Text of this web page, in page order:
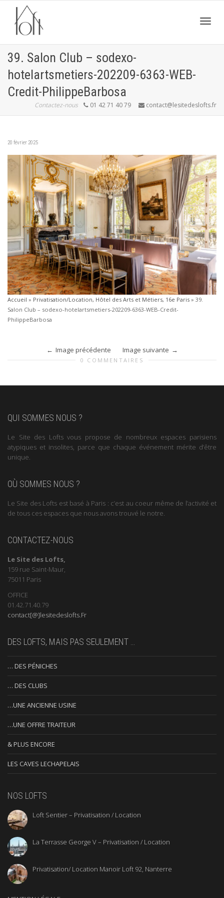
39. Salon Club – sodexo-
hotelartsmetiers-202209-6363-WEB-
Credit-PhilippeBarbosa
Contactez-nous 01 42 71 40 79 contact@lesitedeslofts.fr
20 février 2025
Accueil » Privatisation/Location, Hôtel des Arts et Métiers, 16e Paris » 39.
Salon Club – sodexo-hotelartsmetiers-202209-6363-WEB-Credit-
PhilippeBarbosa
Image précédente Image suivante
0 COMMENTAIRES
QUI SOMMES NOUS ?
Le Site des Lofts vous propose de nombreux espaces parisiens
atypiques et insolites, parce que chaque événement mérite d’être
unique.
OÙ SOMMES NOUS ?
Le Site des Lofts est basé à Paris : c’est au coeur même de l’activité et
de tous ces espaces que nous avons trouvé le notre.
CONTACTEZ-NOUS
Le Site des Lofts,
159 rue Saint-Maur,
75011 Paris
OFFICE
01.42.71.40.79
contact[@]lesitedeslofts.Fr
DES LOFTS, MAIS PAS SEULEMENT …
… DES PÉNICHES
… DES CLUBS
…UNE ANCIENNE USINE
…UNE OFFRE TRAITEUR
& PLUS ENCORE
LES CAVES LECHAPELAIS
NOS LOFTS
Loft Sentier – Privatisation / Location
La Terrasse George V – Privatisation / Location
Privatisation/ Location Manoir Loft 92, Nanterre